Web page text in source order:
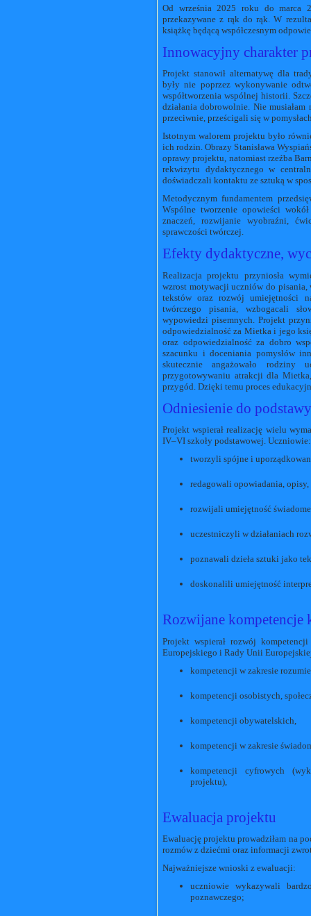
Od września 2025 roku do marca
przekazywane z rąk do rąk. W
książkę będącą współczesnym
Innowacyjny charakter
Projekt stanowił alternatywę dla
były nie poprzez wykonywanie
współtworzenia wspólnej historii.
działania dobrowolnie. Nie
przeciwnie, prześcigali się w
Istotnym walorem projektu było
ich rodzin. Obrazy Stanisława
oprawy projektu, natomiast rzeźba
rekwizytu dydaktycznego w
doświadczali kontaktu ze sztuką w
Metodycznym fundamentem
Wspólne tworzenie opowieści
znaczeń, rozwijanie wyobraźni,
sprawczości twórczej.
Efekty dydaktyczne,
Realizacja projektu przyniosła
wzrost motywacji uczniów do pisania,
tekstów oraz rozwój umiejętności
twórczego pisania, wzbogacali
wypowiedzi pisemnych. Projekt
odpowiedzialność za Mietka i jego
oraz odpowiedzialność za dobro
szacunku i doceniania pomysłów
skutecznie angażowało
przygotowywaniu atrakcji dla
przygód. Dzięki temu proces
Odniesienie do
Projekt wspierał realizację wielu
IV–VI szkoły podstawowej. Uczniowie:
tworzyli spójne i
redagowali opowiadania,
rozwijali umiejętność
uczestniczyli w działaniach
poznawali dzieła sztuki jako
doskonalili umiejętność
Rozwijane kompetencje
Projekt wspierał rozwój
Europejskiego i Rady Unii
kompetencji w zakresie
kompetencji osobistych,
kompetencji obywatelskich,
kompetencji w zakresie
kompetencji cyfrowych
projektu),
Ewaluacja projektu
Ewaluację projektu prowadziłam na
rozmów z dziećmi oraz informacji
Najważniejsze wnioski z ewaluacji:
uczniowie wykazywali
poznawczego;